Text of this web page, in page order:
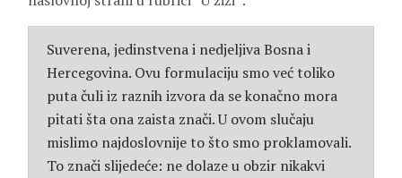
Suverena, jedinstvena i nedjeljiva Bosna i
Hercegovina. Ovu formulaciju smo već toliko
puta čuli iz raznih izvora da se konačno mora
pitati šta ona zaista znači. U ovom slučaju
mislimo najdoslovnije to što smo proklamovali.
To znači slijedeće: ne dolaze u obzir nikakvi